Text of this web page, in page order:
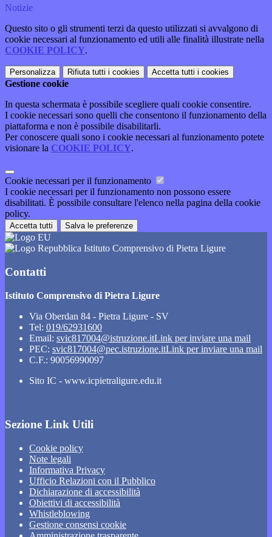
Notizie
Questo sito o gli strumenti terzi da questo utilizzati si avvalgono di
cookie necessari al funzionamento ed utili alle finalità illustrate nella
COOKIE POLICY.
Personalizza Rifiuta tutti i cookies Accetta tutti i cookies
Gestione cookie
In questa schermata è possibile scegliere quali cookie consentire.
I cookie necessari sono quelli che consentono il funzionamento della
piattaforma e non è possibile disabilitarli.
Per conoscere quali sono i cookie necessari al funzionamento potete
visionare la COOKIE POLICY.
Cookie necessari per il funzionamento
I cookie necessari per il funzionamento non possono essere
disabilitati. È possibile consultare l'elenco nella pagina della cookie
policy.
Accetta tutti Salva le preferenze
Istituto Comprensivo di Pietra Ligure
Contatti
Istituto Comprensivo di Pietra Ligure
Via Oberdan 84 - Pietra Ligure - SV
Tel: 019/62931600
Email: svic817004@istruzione.itLink per inviare una mail
PEC: svic817004@pec.istruzione.itLink per inviare una mail
C.F.: 90056990097
Sito IC - www.icpietraligure.edu.it
Sezione Link Utili
Cookie policy
Note legali
Informativa Privacy
Ufficio Relazioni con il Pubblico
Dichiarazione di accessibilità
Obiettivi di accessibilità
Whistleblowing
Gestione consensi cookie